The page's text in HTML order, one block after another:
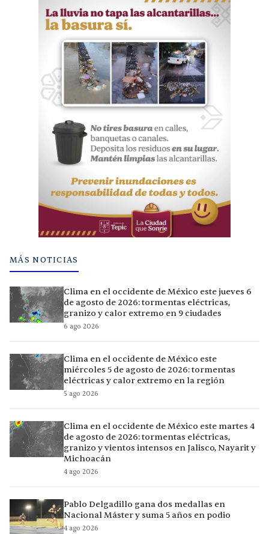
MÁS NOTICIAS
Clima en el occidente de México este jueves 6
de agosto de 2026: tormentas eléctricas,
granizo y calor extremo en 9 ciudades
6 ago 2026
Clima en el occidente de México este
miércoles 5 de agosto de 2026: tormentas
eléctricas y calor extremo en la región
5 ago 2026
Clima en el occidente de México este martes 4
de agosto de 2026: tormentas eléctricas,
granizo y vientos intensos en Jalisco, Nayarit y
Michoacán
4 ago 2026
Pablo Delgadillo gana dos medallas en
Nacional Máster y suma 5 años en podio
4 ago 2026